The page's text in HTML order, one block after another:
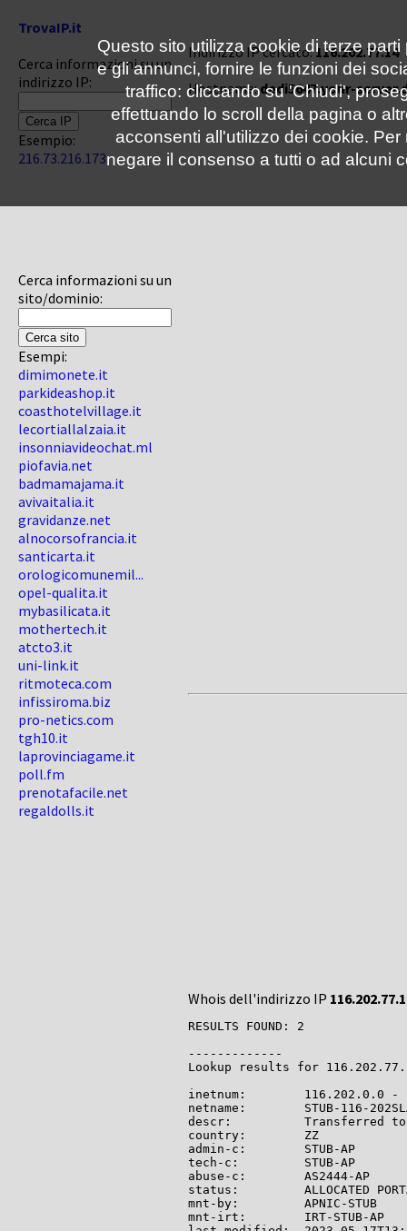
TrovaIP.it
Cerca informazioni su un
indirizzo IP:
Esempio:
216.73.216.173
Cerca informazioni su un
sito/dominio:
Esempi:
dimimonete.it
parkideashop.it
coasthotelvillage.it
lecortiallalzaia.it
insonniavideochat.ml
piofavia.net
badmamajama.it
avivaitalia.it
gravidanze.net
alnocorsofrancia.it
santicarta.it
orologicomunemil...
opel-qualita.it
mybasilicata.it
mothertech.it
atcto3.it
uni-link.it
ritmoteca.com
infissiroma.biz
pro-netics.com
tgh10.it
laprovinciagame.it
poll.fm
prenotafacile.net
regaldolls.it
Indirizzo IP cercato:116.202.77.14
Hostname:dedi5647.your-
Whois dell'indirizzo IP
RESULTS FOUND: 2
-------------
Lookup results for
inetnum:        116.202.0.0 -
netname:        STUB-116-
descr:          Transferred to
country:        ZZ
admin-c:        STUB-AP
tech-c:         STUB-AP
abuse-c:        AS2444-AP
status:         ALLOCATED
mnt-by:         APNIC-STUB
mnt-irt:        IRT-STUB-AP
Questo sito utilizza cookie di terze
e gli annunci, fornire le funzioni dei
traffico: cliccando su 'Chiudi',
effettuando lo scroll della pagina o
acconsenti all'utilizzo dei cookie.
negare il consenso a tutti o ad alcuni